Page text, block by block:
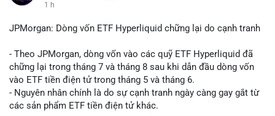
1 h
JPMorgan: Dòng vốn ETF Hyperliquid chững lại do cạnh tranh
- Theo JPMorgan, dòng vốn vào các quỹ ETF Hyperliquid đã
chững lại trong tháng 7 và tháng 8 sau khi dẫn đầu dòng vốn
vào ETF tiền điện tử trong tháng 5 và tháng 6.
- Nguyên nhân chính là do sự cạnh tranh ngày càng gay gắt từ
các sản phẩm ETF tiền điện tử khác.